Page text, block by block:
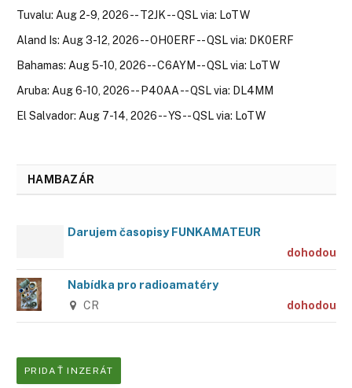
Tuvalu: Aug 2-9, 2026 -- T2JK -- QSL via: LoTW
Aland Is: Aug 3-12, 2026 -- OH0ERF -- QSL via: DK0ERF
Bahamas: Aug 5-10, 2026 -- C6AYM -- QSL via: LoTW
Aruba: Aug 6-10, 2026 -- P40AA -- QSL via: DL4MM
El Salvador: Aug 7-14, 2026 -- YS -- QSL via: LoTW
HAMBAZÁR
Darujem časopisy FUNKAMATEUR
dohodou
Nabídka pro radioamatéry
CR dohodou
PRIDAŤ INZERÁT